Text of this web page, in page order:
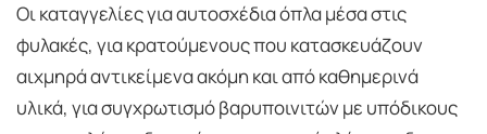
Οι καταγγελίες για αυτοσχέδια όπλα μέσα στις
φυλακές, για κρατούμενους που κατασκευάζουν
αιχμηρά αντικείμενα ακόμη και από καθημερινά
υλικά, για συγχρωτισμό βαρυποινιτών με υπόδικους